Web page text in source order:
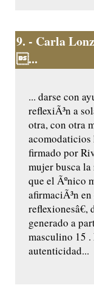
9. - Carla
...
... darse con
reflexiÃ³n a
otra, con otra
acomodaticios
firmado por
mujer busca
que el Ãºnico
afirmaciÃ³n
generado a
masculino 15 .
autenticidad...